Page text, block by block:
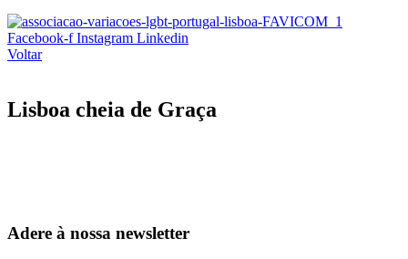
Facebook-f Instagram Linkedin
Voltar
Lisboa cheia de Graça
Adere à nossa newsletter